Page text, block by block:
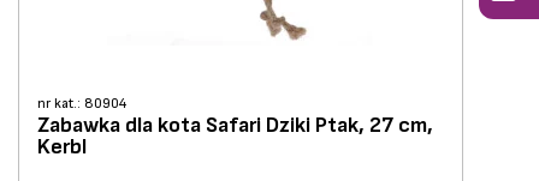
nr kat.: 80904
Zabawka dla kota Safari Dziki Ptak, 27 cm,
Kerbl